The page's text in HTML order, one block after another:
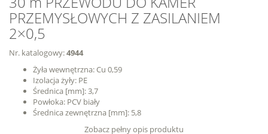
PRZEMYSŁOWYCH Z ZASILANIEM
2×0,5
Nr. katalogowy:4944
Żyła wewnętrzna: Cu 0,59
Izolacja żyły: PE
Średnica [mm]: 3,7
Powłoka: PCV biały
Średnica zewnętrzna [mm]: 5,8
Zobacz pełny opis produktu